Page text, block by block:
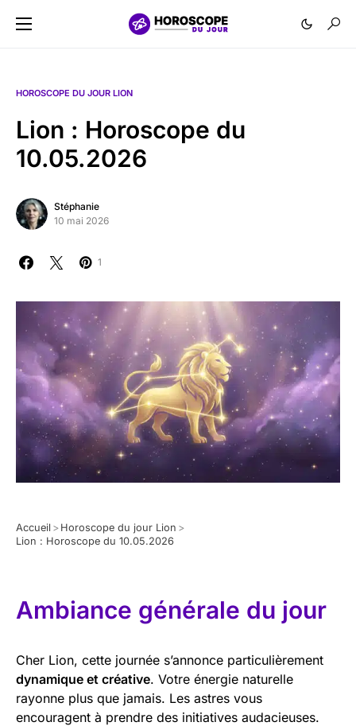
HOROSCOPE DU JOUR LION
Lion : Horoscope du
10.05.2026
Stéphanie
10 mai 2026
1
Accueil > Horoscope du jour Lion >
Lion : Horoscope du 10.05.2026
Ambiance générale du jour
Cher Lion, cette journée s’annonce particulièrement
dynamique et créative. Votre énergie naturelle
rayonne plus que jamais. Les astres vous
encouragent à prendre des initiatives audacieuses.